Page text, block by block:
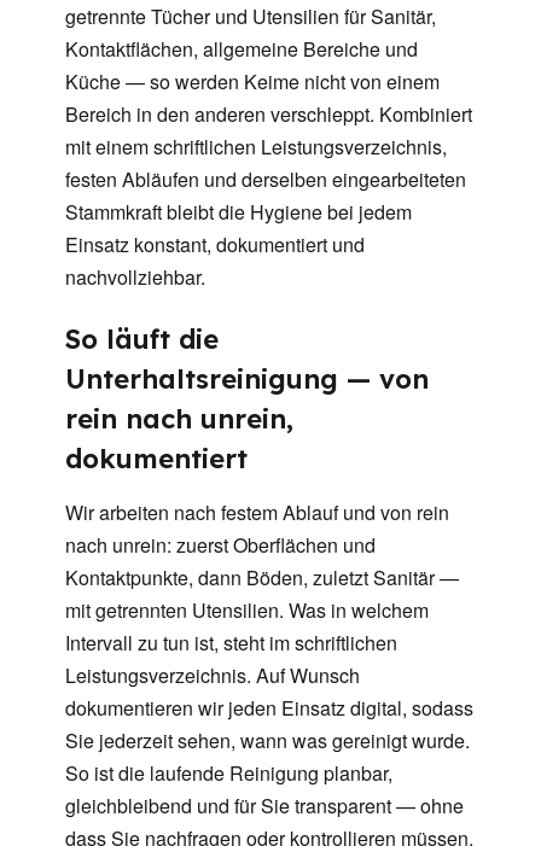
getrennte Tücher und Utensilien für Sanitär,
Kontaktflächen, allgemeine Bereiche und
Küche — so werden Keime nicht von einem
Bereich in den anderen verschleppt. Kombiniert
mit einem schriftlichen Leistungsverzeichnis,
festen Abläufen und derselben eingearbeiteten
Stammkraft bleibt die Hygiene bei jedem
Einsatz konstant, dokumentiert und
nachvollziehbar.
So läuft die
Unterhaltsreinigung — von
rein nach unrein,
dokumentiert
Wir arbeiten nach festem Ablauf und von rein
nach unrein: zuerst Oberflächen und
Kontaktpunkte, dann Böden, zuletzt Sanitär —
mit getrennten Utensilien. Was in welchem
Intervall zu tun ist, steht im schriftlichen
Leistungsverzeichnis. Auf Wunsch
dokumentieren wir jeden Einsatz digital, sodass
Sie jederzeit sehen, wann was gereinigt wurde.
So ist die laufende Reinigung planbar,
gleichbleibend und für Sie transparent — ohne
dass Sie nachfragen oder kontrollieren müssen.